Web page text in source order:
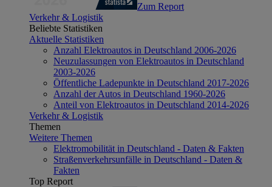
Zum Report
Verkehr & Logistik
Beliebte Statistiken
Aktuelle Statistiken
Anzahl Elektroautos in Deutschland 2006-2026
Neuzulassungen von Elektroautos in Deutschland
2003-2026
Öffentliche Ladepunkte in Deutschland 2017-2026
Anzahl der Autos in Deutschland 1960-2026
Anteil von Elektroautos in Deutschland 2014-2026
Verkehr & Logistik
Themen
Weitere Themen
Elektromobilität in Deutschland - Daten & Fakten
Straßenverkehrsunfälle in Deutschland - Daten &
Fakten
Top Report